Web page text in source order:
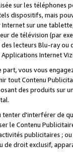
sur les téléphones
dispositifs, mais
sur une
de télévision (par
lecteurs Blu-ray
Applications Internet
vous vous
tout Contenu
des produits sur
d'interférer de
le Contenu
publicitaires ;
droit exclusif,